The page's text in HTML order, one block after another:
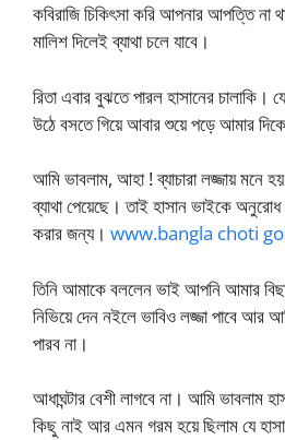
কবিরাজি চিকিৎসা করি আপনার আপত্তি না
মালিশ দিলেই ব্যাথা চলে যাবে।
রিতা এবার বুঝতে পারল হাসানের চালাকি।
উঠে বসতে গিয়ে আবার শুয়ে পড়ে আমার
আমি ভাবলাম, আহা ! ব্যাচারা লজ্জায় মনে
ব্যাথা পেয়েছে। তাই হাসান ভাইকে
করার জন্য। www.bangla choti
তিনি আমাকে বললেন ভাই আপনি আমার
নিভিয়ে দেন নইলে ভাবিও লজ্জা পাবে আর
পারব না।
আধাঘন্টার বেশী লাগবে না। আমি ভাবলাম
কিছু নাই আর এমন গরম হয়ে ছিলাম যে